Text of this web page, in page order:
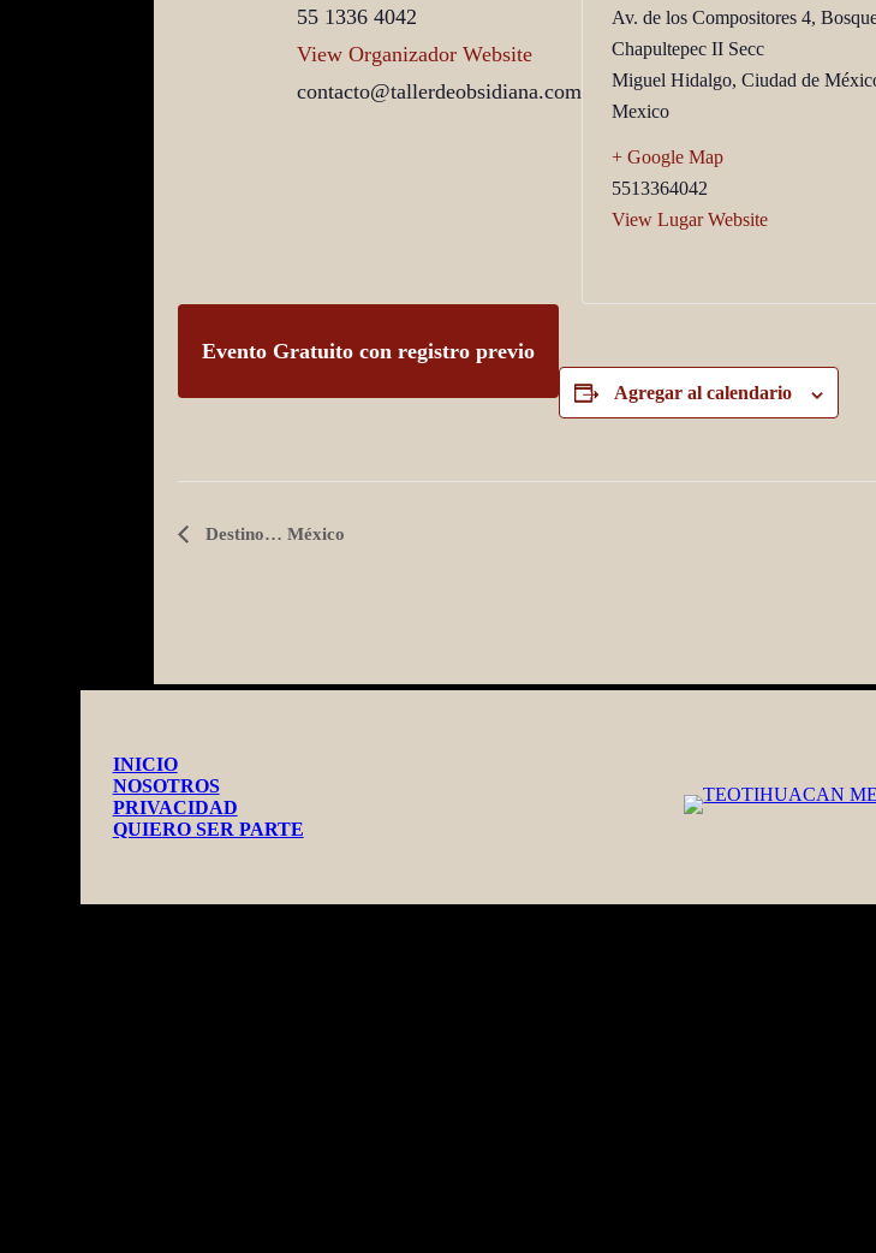
55 1336 4042
View Organizador Website
contacto@tallerdeobsidiana.com
Av. de los Compositores 4,
Chapultepec II Secc
Miguel Hidalgo, Ciudad de
Mexico
+ Google Map
5513364042
View Lugar Website
Evento Gratuito con registro previo
Agregar al calendario
Evento
Destino… México
INICIO
NOSOTROS
PRIVACIDAD
QUIERO SER PARTE